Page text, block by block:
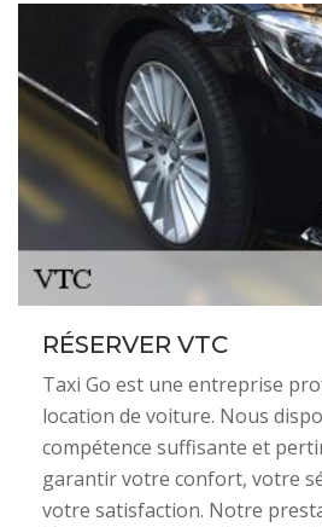
RÉSERVER VTC
Taxi Go est une entreprise
location de voiture. Nous
compétence suffisante et
garantir votre confort, votre
votre satisfaction. Notre